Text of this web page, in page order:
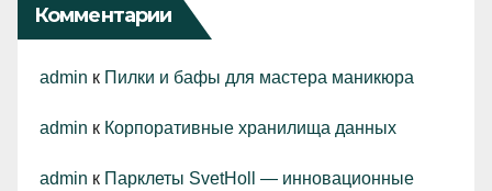
Комментарии
admin к Пилки и бафы для мастера маникюра
admin к Корпоративные хранилища данных
admin к Парклеты SvetHoll — инновационные